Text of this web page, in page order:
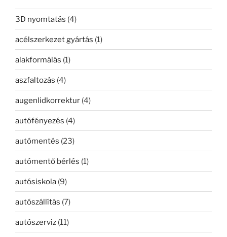
3D nyomtatás (4)
acélszerkezet gyártás (1)
alakformálás (1)
aszfaltozás (4)
augenlidkorrektur (4)
autófényezés (4)
autómentés (23)
autómentő bérlés (1)
autósiskola (9)
autószállítás (7)
autószerviz (11)